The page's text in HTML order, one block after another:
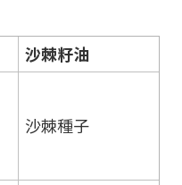
沙棘籽油
沙棘種子